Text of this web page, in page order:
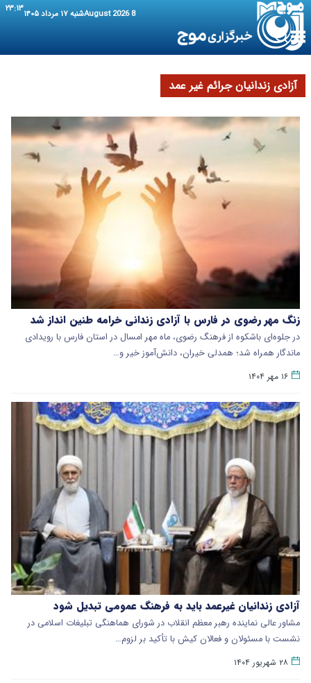
8 August 2026 شنبه ۱۷ مرداد ۱۴۰۵ ۲۳:۱۳
آزادی زندانیان جرائم غیر عمد
زنگ مهر رضوی در فارس با آزادی زندانی خرامه طنین انداز شد
در جلوه‌ای باشکوه از فرهنگ رضوی، ماه مهر امسال در استان فارس با رویدادی
ماندگار همراه شد؛ همدلی خیران، دانش‌آموز خیر و…
۱۶ مهر ۱۴۰۴
آزادی زندانیان غیرعمد باید به فرهنگ عمومی تبدیل شود
مشاور عالی نماینده رهبر معظم انقلاب در شورای هماهنگی تبلیغات اسلامی در
نشست با مسئولان و فعالان کیش با تأکید بر لزوم…
۲۸ شهریور ۱۴۰۴